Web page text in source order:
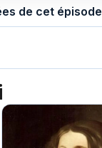
de cet épisode